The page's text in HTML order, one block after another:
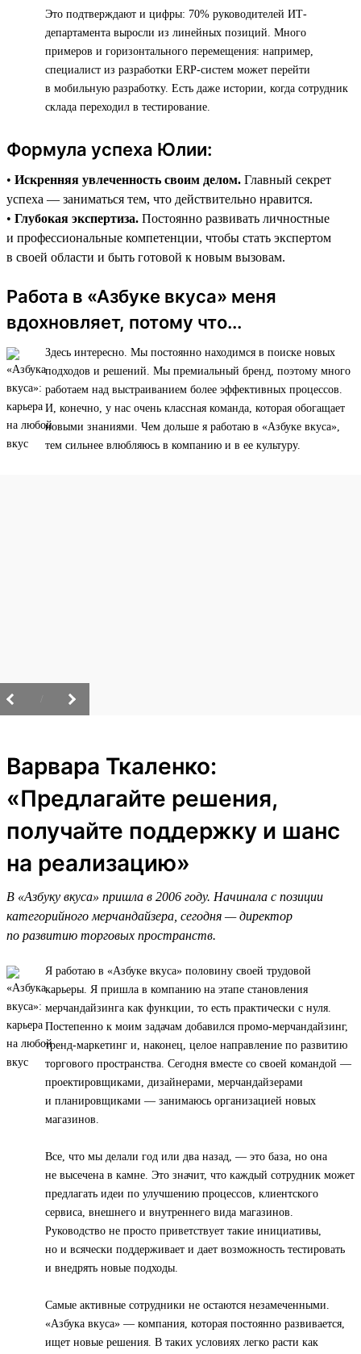
Это подтверждают и цифры: 70% руководителей ИТ-
департамента выросли из линейных позиций. Много
примеров и горизонтального перемещения: например,
специалист из разработки ERP-систем может перейти
в мобильную разработку. Есть даже истории, когда сотрудник
склада переходил в тестирование.
Формула успеха Юлии:
• Искренняя увлеченность своим делом. Главный секрет
успеха — заниматься тем, что действительно нравится.
• Глубокая экспертиза. Постоянно развивать личностные
и профессиональные компетенции, чтобы стать экспертом
в своей области и быть готовой к новым вызовам.
Работа в «Азбуке вкуса» меня
вдохновляет, потому что...
Здесь интересно. Мы постоянно находимся в поиске новых
подходов и решений. Мы премиальный бренд, поэтому много
работаем над выстраиванием более эффективных процессов.
И, конечно, у нас очень классная команда, которая обогащает
новыми знаниями. Чем дольше я работаю в «Азбуке вкуса»,
тем сильнее влюбляюсь в компанию и в ее культуру.
Варвара Ткаленко:
«Предлагайте решения,
получайте поддержку и шанс
на реализацию»
В «Азбуку вкуса» пришла в 2006 году. Начинала с позиции
категорийного мерчандайзера, сегодня — директор
по развитию торговых пространств.
Я работаю в «Азбуке вкуса» половину своей трудовой
карьеры. Я пришла в компанию на этапе становления
мерчандайзинга как функции, то есть практически с нуля.
Постепенно к моим задачам добавился промо-мерчандайзинг,
тренд-маркетинг и, наконец, целое направление по развитию
торгового пространства. Сегодня вместе со своей командой —
проектировщиками, дизайнерами, мерчандайзерами
и планировщиками — занимаюсь организацией новых
магазинов.
Все, что мы делали год или два назад, — это база, но она
не высечена в камне. Это значит, что каждый сотрудник может
предлагать идеи по улучшению процессов, клиентского
сервиса, внешнего и внутреннего вида магазинов.
Руководство не просто приветствует такие инициативы,
но и всячески поддерживает и дает возможность тестировать
и внедрять новые подходы.
Самые активные сотрудники не остаются незамеченными.
«Азбука вкуса» — компания, которая постоянно развивается,
ищет новые решения. В таких условиях легко расти как